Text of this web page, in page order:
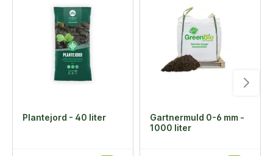
Plantejord - 40 liter
Gartnermuld 0-6 mm -
1000 liter